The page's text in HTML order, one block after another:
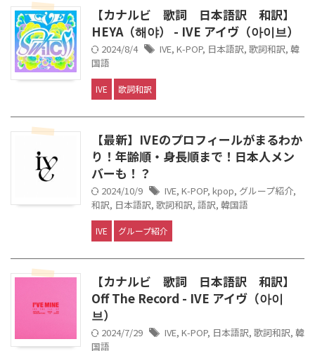
【カナルビ 歌詞 日本語訳 和訳】
HEYA（해야） - IVE アイヴ（아이브）
2024/8/4 IVE, K-POP, 日本語訳, 歌詞和訳, 韓
国語
IVE 歌詞和訳
【最新】IVEのプロフィールがまるわか
り！年齢順・身長順まで！日本人メン
バーも！？
2024/10/9 IVE, K-POP, kpop, グループ紹介,
和訳, 日本語訳, 歌詞和訳, 語訳, 韓国語
IVE グループ紹介
【カナルビ 歌詞 日本語訳 和訳】
Off The Record - IVE アイヴ（아이
브）
2024/7/29 IVE, K-POP, 日本語訳, 歌詞和訳, 韓
国語